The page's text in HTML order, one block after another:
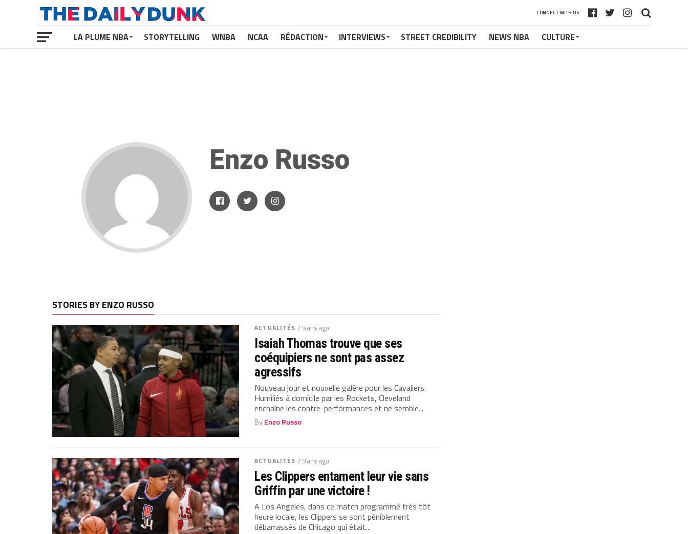
CONNECT WITH US
LA PLUME NBA STORYTELLING WNBA NCAA RÉDACTION INTERVIEWS STREET CREDIBILITY NEWS NBA CULTURE
Enzo Russo
STORIES BY ENZO RUSSO
ACTUALITÉS / 9 ans ago
Isaiah Thomas trouve que ses
coéquipiers ne sont pas assez
agressifs
Nouveau jour et nouvelle galère pour les Cavaliers.
Humiliés à domicile par les Rockets, Cleveland
enchaîne les contre-performances et ne semble...
ByEnzo Russo
ACTUALITÉS / 9 ans ago
Les Clippers entament leur vie sans
Griffin par une victoire !
A Los Angeles, dans ce match programmé très tôt
heure locale, les Clippers se sont péniblement
débarrassés de Chicago qui était...